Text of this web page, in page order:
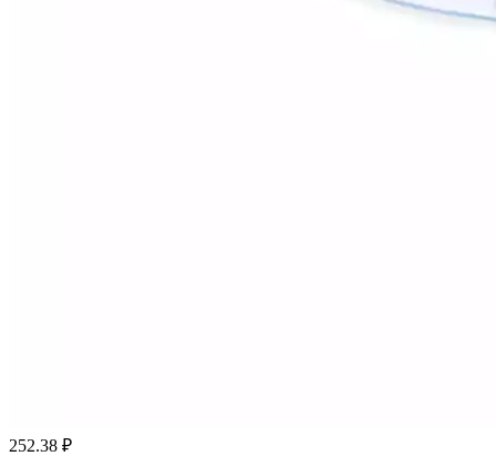
252.38 ₽